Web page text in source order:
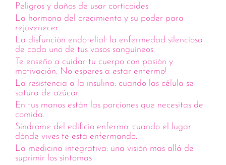
Peligros y daños de usar corticoides
La hormona del crecimiento y su poder para
rejuvenecer
La disfunción endotelial: la enfermedad silenciosa
de cada uno de tus vasos sanguíneos.
Te enseño a cuidar tu cuerpo con pasión y
motivación. No esperes a estar enfermo!
La resistencia a la insulina: cuando las célula se
satura de azúcar.
En tus manos están las porciones que necesitas de
comida.
Síndrome del edificio enfermo: cuando el lugar
dónde vives te está enfermando.
La medicina integrativa: una visión mas allá de
suprimir los síntomas